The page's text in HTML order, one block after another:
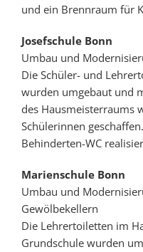
und ein Brennraum für
Josefschule Bonn
Umbau und
Die Schüler- und
wurden umgebaut und
des Hausmeisterraums
Schülerinnen
Behinderten-WC
Marienschule Bonn
Umbau und
Gewölbekellern
Die Lehrertoiletten im
Grundschule wurden